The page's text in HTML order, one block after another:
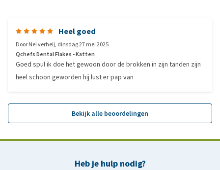
Heel goed
DoorNel verheij, dinsdag 27 mei 2025
Qchefs Dental Flakes - Katten
Goed spul ik doe het gewoon door de brokken in zijn tanden zijn
heel schoon geworden hij lust er pap van
Bekijk alle beoordelingen
Heb je hulp nodig?